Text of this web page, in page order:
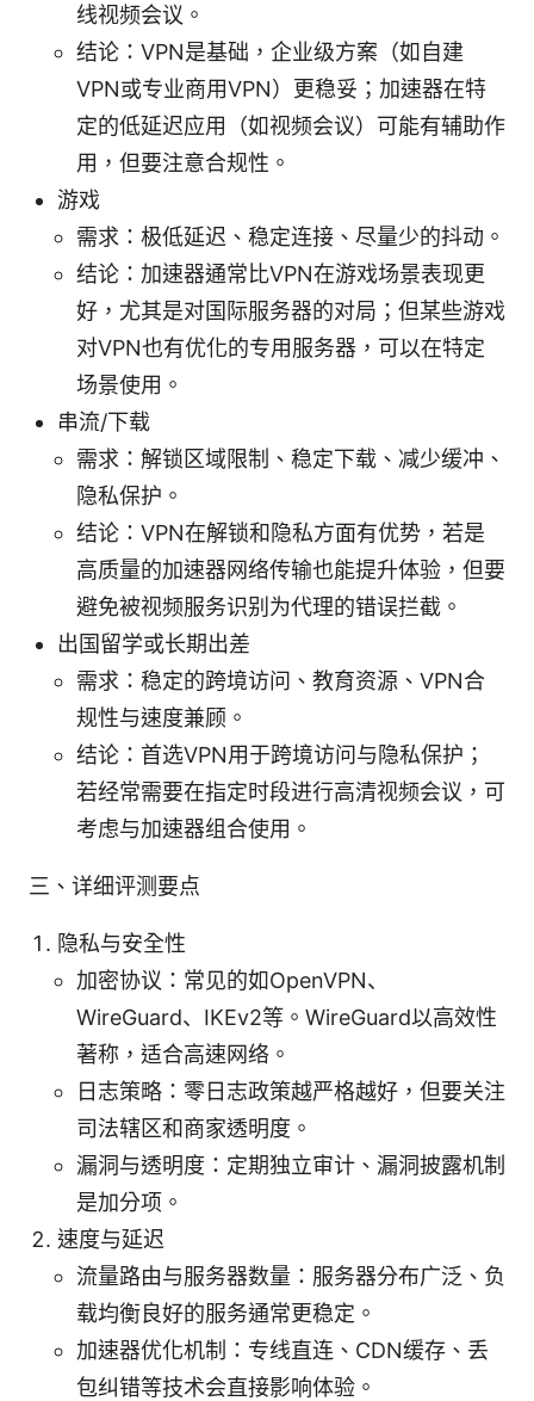
线视频会议。
结论：VPN是基础，企业级方案（如自建
VPN或专业商用VPN）更稳妥；加速器在特
定的低延迟应用（如视频会议）可能有辅助作
用，但要注意合规性。
游戏
需求：极低延迟、稳定连接、尽量少的抖动。
结论：加速器通常比VPN在游戏场景表现更
好，尤其是对国际服务器的对局；但某些游戏
对VPN也有优化的专用服务器，可以在特定
场景使用。
串流/下载
需求：解锁区域限制、稳定下载、减少缓冲、
隐私保护。
结论：VPN在解锁和隐私方面有优势，若是
高质量的加速器网络传输也能提升体验，但要
避免被视频服务识别为代理的错误拦截。
出国留学或长期出差
需求：稳定的跨境访问、教育资源、VPN合
规性与速度兼顾。
结论：首选VPN用于跨境访问与隐私保护；
若经常需要在指定时段进行高清视频会议，可
考虑与加速器组合使用。
三、详细评测要点
隐私与安全性
加密协议：常见的如OpenVPN、
WireGuard、IKEv2等。WireGuard以高效性
著称，适合高速网络。
日志策略：零日志政策越严格越好，但要关注
司法辖区和商家透明度。
漏洞与透明度：定期独立审计、漏洞披露机制
是加分项。
速度与延迟
流量路由与服务器数量：服务器分布广泛、负
载均衡良好的服务通常更稳定。
加速器优化机制：专线直连、CDN缓存、丢
包纠错等技术会直接影响体验。